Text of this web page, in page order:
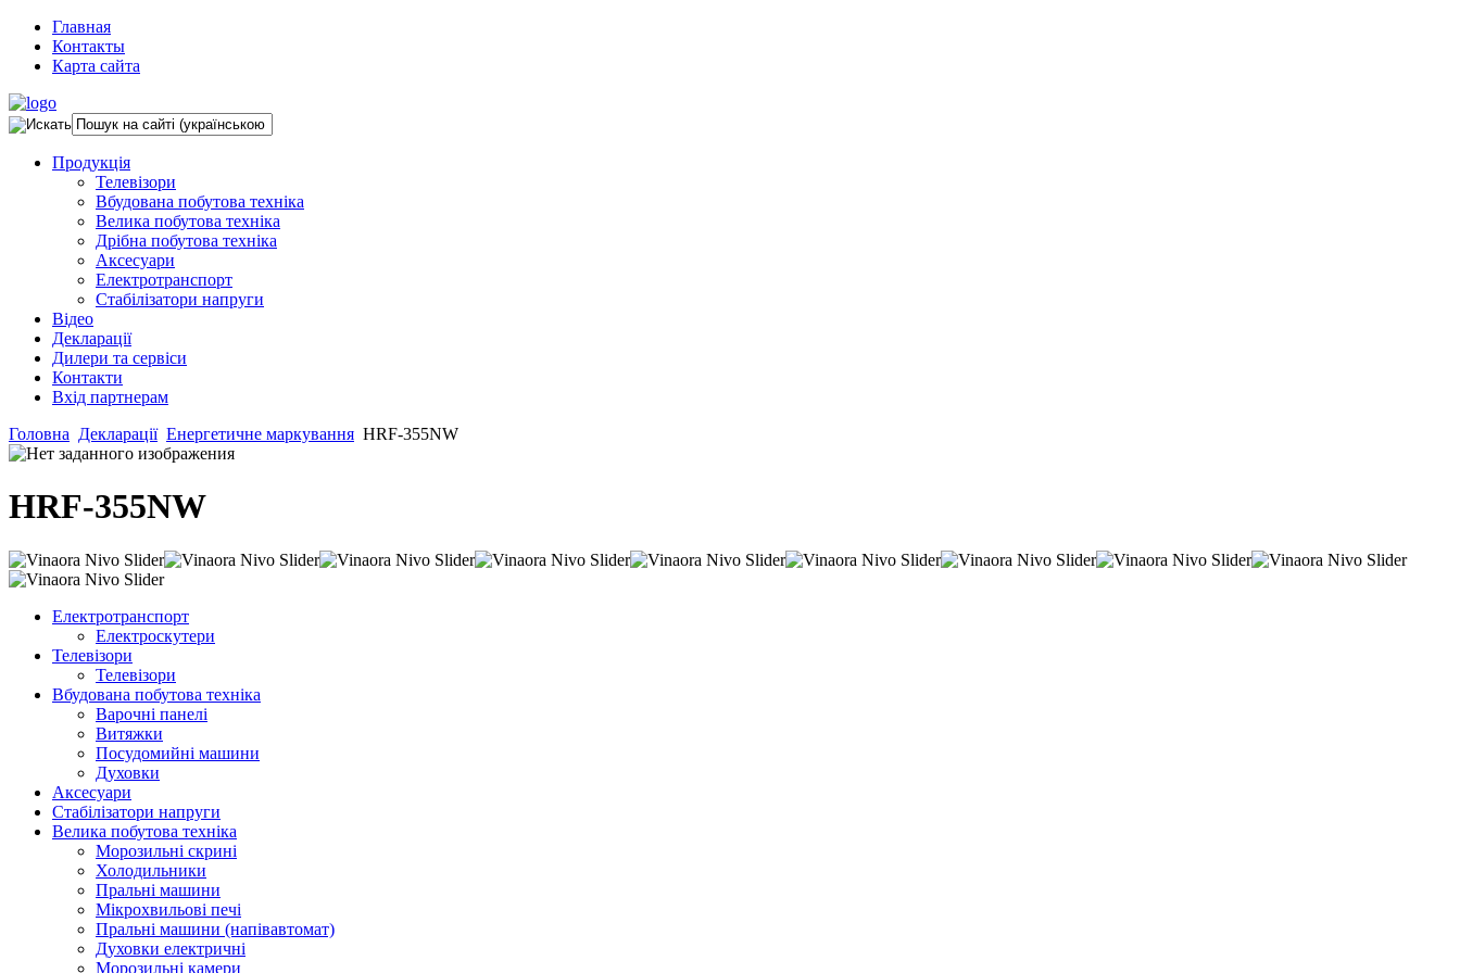
Главная
Контакты
Карта сайта
Продукція
Телевізори
Вбудована побутова техніка
Велика побутова техніка
Дрібна побутова техніка
Аксесуари
Електротранспорт
Стабілізатори напруги
Відео
Декларації
Дилери та сервіси
Контакти
Вхід партнерам
Головна Декларації Енергетичне маркування HRF-355NW
HRF-355NW
Електротранспорт
Електроскутери
Телевізори
Телевізори
Вбудована побутова техніка
Варочні панелі
Витяжки
Посудомийні машини
Духовки
Аксесуари
Стабілізатори напруги
Велика побутова техніка
Морозильні скрині
Холодильники
Пральні машини
Мікрохвильові печі
Пральні машини (напівавтомат)
Духовки електричні
Морозильні камери